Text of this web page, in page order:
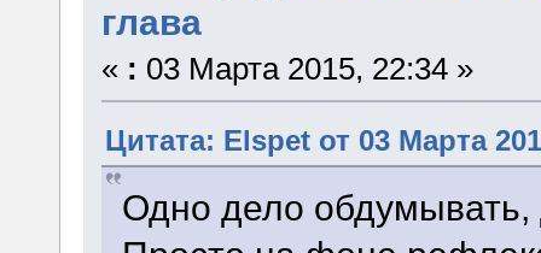
глава
« : 03 Марта 2015, 22:34 »
Цитата: Elspet от 03 Марта
Одно дело обдумывать,